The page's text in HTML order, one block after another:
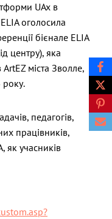
UAx в
оголосила
бієнале ELIA
центру), яка
ArtEZ міста Зволле,
педагогів,
працівників,
як учасників